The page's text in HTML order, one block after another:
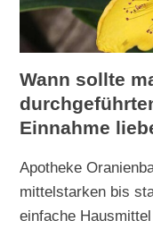
Wann sollte
Einnahme
Apotheke
mittelstarken bis
einfache